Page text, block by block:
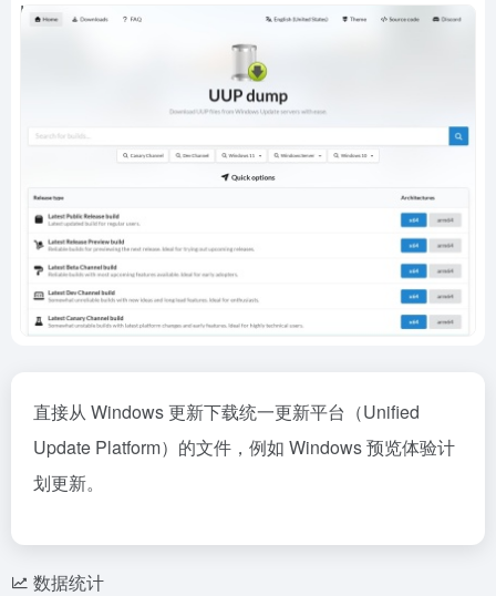
直接从 Windows 更新下载统一更新平台（Unified
Update Platform）的文件，例如 Windows 预览体验计
划更新。
数据统计